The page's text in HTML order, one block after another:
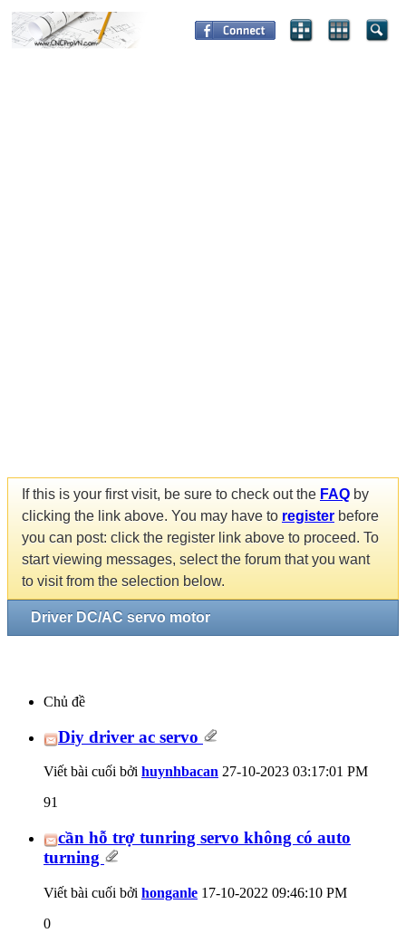
If this is your first visit, be sure to check out the FAQ by
clicking the link above. You may have to register before
you can post: click the register link above to proceed. To
start viewing messages, select the forum that you want
to visit from the selection below.
Driver DC/AC servo motor
Chủ đề
Diy driver ac servo
Viết bài cuối bởi huynhbacan 27-10-2023 03:17:01 PM
91
cần hỗ trợ tunring servo không có auto
turning
Viết bài cuối bởi honganle 17-10-2022 09:46:10 PM
0